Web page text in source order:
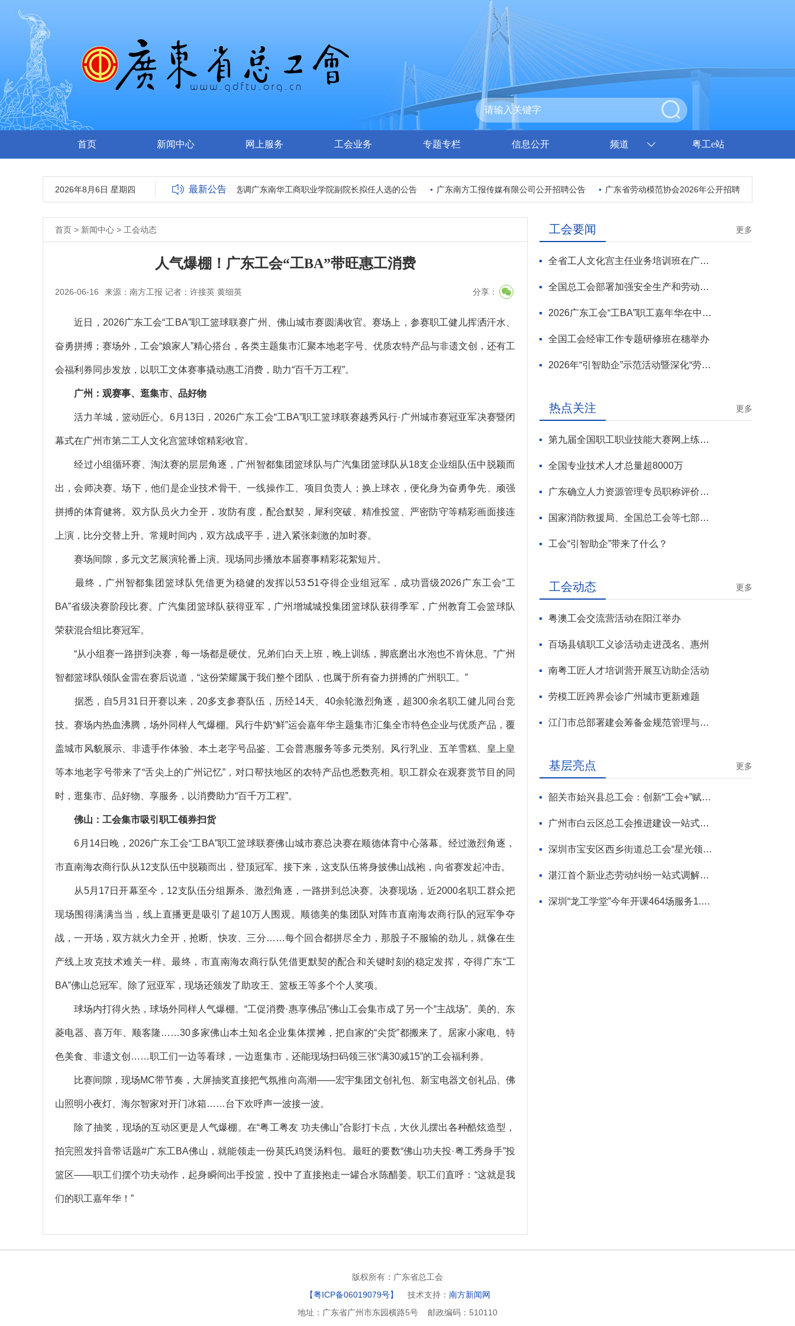
首页 新闻中心 网上服务 工会业务 专题专栏 信息公开 频道 粤工e站
2026年8月6日 星期四 最新公告
广东省总工会关于公开选调广东南华工商职业学院副院长拟任人选的公告 广东南方工报传媒有限公司公开招聘公告 广东省劳动模范协会2026年公开招聘拟聘用人员公示
首页 > 新闻中心 > 工会动态
人气爆棚！广东工会“工BA”带旺惠工消费
2026-06-16 来源：南方工报 记者：许接英 黄细英 分享：
近日，2026广东工会“工BA”职工篮球联赛广州、佛山城市赛圆满收官。赛场上，参赛职工健儿挥洒汗水、
奋勇拼搏；赛场外，工会“娘家人”精心搭台，各类主题集市汇聚本地老字号、优质农特产品与非遗文创，还有工
会福利券同步发放，以职工文体赛事撬动惠工消费，助力“百千万工程”。
广州：观赛事、逛集市、品好物
活力羊城，篮动匠心。6月13日，2026广东工会“工BA”职工篮球联赛越秀风行·广州城市赛冠亚军决赛暨闭
幕式在广州市第二工人文化宫篮球馆精彩收官。
经过小组循环赛、淘汰赛的层层角逐，广州智都集团篮球队与广汽集团篮球队从18支企业组队伍中脱颖而
出，会师决赛。场下，他们是企业技术骨干、一线操作工、项目负责人；换上球衣，便化身为奋勇争先、顽强
拼搏的体育健将。双方队员火力全开，攻防有度，配合默契，犀利突破、精准投篮、严密防守等精彩画面接连
上演，比分交替上升。常规时间内，双方战成平手，进入紧张刺激的加时赛。
赛场间隙，多元文艺展演轮番上演。现场同步播放本届赛事精彩花絮短片。
最终，广州智都集团篮球队凭借更为稳健的发挥以53∶51夺得企业组冠军，成功晋级2026广东工会“工
BA”省级决赛阶段比赛。广汽集团篮球队获得亚军，广州增城城投集团篮球队获得季军，广州教育工会篮球队
荣获混合组比赛冠军。
“从小组赛一路拼到决赛，每一场都是硬仗。兄弟们白天上班，晚上训练，脚底磨出水泡也不肯休息。”广州
智都篮球队领队金雷在赛后说道，“这份荣耀属于我们整个团队，也属于所有奋力拼搏的广州职工。”
据悉，自5月31日开赛以来，20多支参赛队伍，历经14天、40余轮激烈角逐，超300余名职工健儿同台竞
技。赛场内热血沸腾，场外同样人气爆棚。风行牛奶“鲜”运会嘉年华主题集市汇集全市特色企业与优质产品，覆
盖城市风貌展示、非遗手作体验、本土老字号品鉴、工会普惠服务等多元类别。风行乳业、五羊雪糕、皇上皇
等本地老字号带来了“舌尖上的广州记忆”，对口帮扶地区的农特产品也悉数亮相。职工群众在观赛赏节目的同
时，逛集市、品好物、享服务，以消费助力“百千万工程”。
佛山：工会集市吸引职工领券扫货
6月14日晚，2026广东工会“工BA”职工篮球联赛佛山城市赛总决赛在顺德体育中心落幕。经过激烈角逐，
市直南海农商行队从12支队伍中脱颖而出，登顶冠军。接下来，这支队伍将身披佛山战袍，向省赛发起冲击。
从5月17日开幕至今，12支队伍分组厮杀、激烈角逐，一路拼到总决赛。决赛现场，近2000名职工群众把
现场围得满满当当，线上直播更是吸引了超10万人围观。顺德美的集团队对阵市直南海农商行队的冠军争夺
战，一开场，双方就火力全开，抢断、快攻、三分……每个回合都拼尽全力，那股子不服输的劲儿，就像在生
产线上攻克技术难关一样。最终，市直南海农商行队凭借更默契的配合和关键时刻的稳定发挥，夺得广东“工
BA”佛山总冠军。除了冠亚军，现场还颁发了助攻王、篮板王等多个个人奖项。
球场内打得火热，球场外同样人气爆棚。“工促消费·惠享佛品”佛山工会集市成了另一个“主战场”。美的、东
菱电器、喜万年、顺客隆……30多家佛山本土知名企业集体摆摊，把自家的“尖货”都搬来了。居家小家电、特
色美食、非遗文创……职工们一边等看球，一边逛集市，还能现场扫码领三张“满30减15”的工会福利券。
比赛间隙，现场MC带节奏，大屏抽奖直接把气氛推向高潮——宏宇集团文创礼包、新宝电器文创礼品、佛
山照明小夜灯、海尔智家对开门冰箱……台下欢呼声一波接一波。
除了抽奖，现场的互动区更是人气爆棚。在“粤工粤友 功夫佛山”合影打卡点，大伙儿摆出各种酷炫造型，
拍完照发抖音带话题#广东工BA佛山，就能领走一份莫氏鸡煲汤料包。最旺的要数“佛山功夫投·粤工秀身手”投
篮区——职工们摆个功夫动作，起身瞬间出手投篮，投中了直接抱走一罐合水陈醋姜。职工们直呼：“这就是我
们的职工嘉年华！”
工会要闻 更多
全省工人文化宫主任业务培训班在广州开班
全国总工会部署加强安全生产和劳动保护工作
2026广东工会“工BA”职工嘉年华在中山举行
全国工会经审工作专题研修班在穗举办
2026年“引智助企”示范活动暨深化“劳模工匠进万企”专项行动启动
热点关注 更多
第九届全国职工职业技能大赛网上练兵正式启动
全国专业技术人才总量超8000万
广东确立人力资源管理专员职称评价标准
国家消防救援局、全国总工会等七部门联合部署 开展全民消防安全素质提升行动
工会“引智助企”带来了什么？
工会动态 更多
粤澳工会交流营活动在阳江举办
百场县镇职工义诊活动走进茂名、惠州
南粤工匠人才培训营开展互访助企活动
劳模工匠跨界会诊广州城市更新难题
江门市总部署建会筹备金规范管理与基层工会组建攻坚行动
基层亮点 更多
韶关市始兴县总工会：创新“工会+”赋能模式 为“百千万工程”蓄势添力
广州市白云区总工会推进建设一站式调解平台
深圳市宝安区西乡街道总工会“星光领航”品牌首场活动走进企业
湛江首个新业态劳动纠纷一站式调解平台揭牌
深圳“龙工学堂”今年开课464场服务1.2万职工
版权所有：广东省总工会
【粤ICP备06019079号】
技术支持： 南方新闻网
地址：广东省广州市东园横路5号 邮政编码：510110